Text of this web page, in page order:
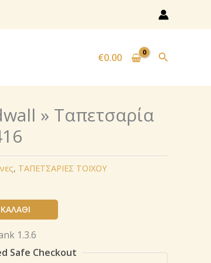
€0.00
» Ταπετσαρία
, ΤΑΠΕΤΣΑΡΙΕΣ ΤΟΙΧΟΥ
Safe Checkout